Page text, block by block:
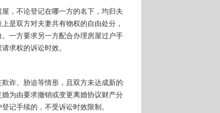
，不论登记在哪一方的名下，均归夫
是双方对夫妻共有物权的自由处分，
一方要求另一方配合办理房屋过户手
求权的诉讼时效。
诈、胁迫等情形，且双方未达成新的
为由要求撤销或变更离婚协议财产分
记手续的，不受诉讼时效限制。